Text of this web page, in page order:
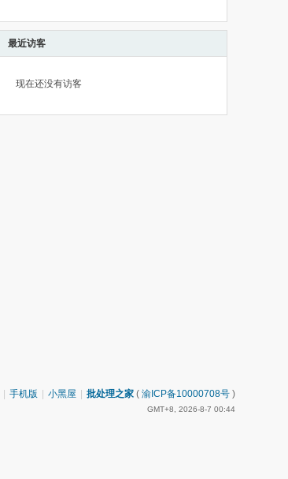
最近访客
现在还没有访客
手机版 小黑屋 批处理之家 ( 渝ICP备10000708号 )
GMT+8, 2026-8-7 00:44